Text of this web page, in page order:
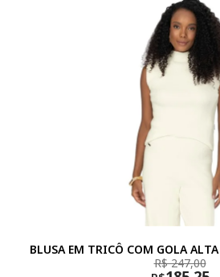
BLUSA EM TRICÔ COM GOLA
R$ 247,00